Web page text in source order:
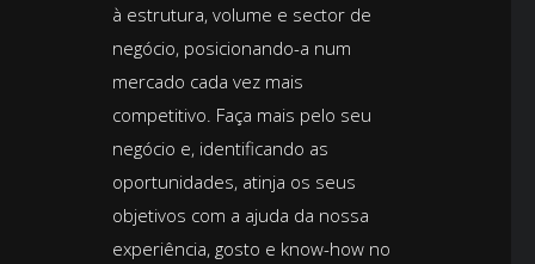
à estrutura, volume e sector de
negócio, posicionando-a num
mercado cada vez mais
competitivo. Faça mais pelo seu
negócio e, identificando as
oportunidades, atinja os seus
objetivos com a ajuda da nossa
experiência, gosto e know-how no